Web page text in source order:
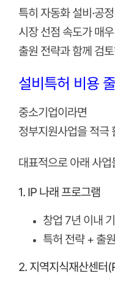
특히 자동화 설비·공
시장 선점 속도가 매
출원 전략과 함께 검
설비특허 비용
중소기업이라면
정부지원사업을 적극
대표적으로 아래 사
1. IP 나래 프로그램
창업 7년 이내
특허 전략 + 출
2. 지역지식재산센터